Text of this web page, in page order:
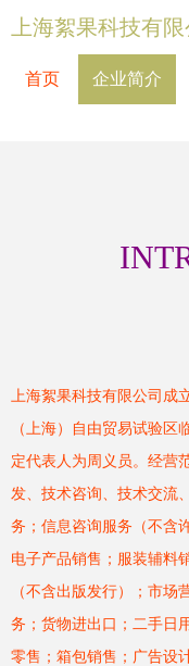
上海絮果科技有限
首页 企业简介
上海絮果科技有限公司
（上海）自由贸易试验
定代表人为周义员。经营
发、技术咨询、技术交流
务；信息咨询服务（不含
电子产品销售；服装辅料
（不含出版发行）；市
务；货物进出口；二手日
零售；箱包销售；广告设